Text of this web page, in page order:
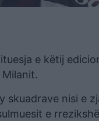
e këtij
skuadrave nisi e
e